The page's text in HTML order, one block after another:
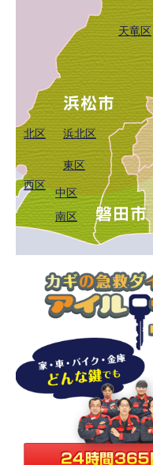
中区
東区
西区
南区
北区 浜北区
天竜区